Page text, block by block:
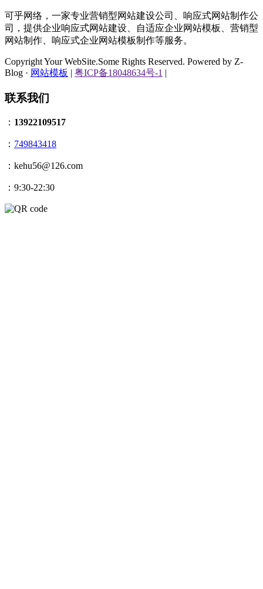
可乎网络，一家专业营销型网站建设公司、响应式网站制作公
司，提供企业响应式网站建设、自适应企业网站模板、营销型
网站制作、响应式企业网站模板制作等服务。
Copyright Your WebSite.Some Rights Reserved. Powered by Z-
Blog · 网站模板 | 粤ICP备18048634号-1 |
联系我们
： 13922109517
： 749843418
：kehu56@126.com
：9:30-22:30